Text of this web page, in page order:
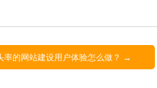
率的网站建设用户体验怎么做？ →